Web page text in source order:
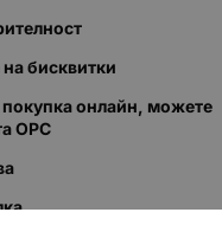
бисквитки
онлайн, можете
ОРС